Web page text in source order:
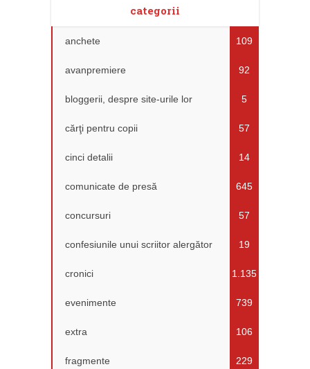
categorii
anchete 109
avanpremiere 92
bloggerii, despre site-urile lor 5
cărţi pentru copii 57
cinci detalii 14
comunicate de presă 645
concursuri 57
confesiunile unui scriitor alergător 19
cronici 1.135
evenimente 739
extra 106
fragmente 229